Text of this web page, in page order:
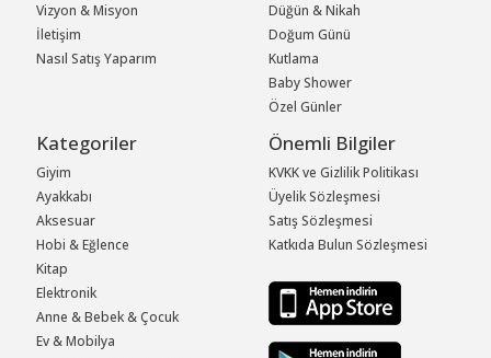
Vizyon & Misyon
İletişim
Nasıl Satış Yaparım
Düğün & Nikah
Doğum Günü
Kutlama
Baby Shower
Özel Günler
Kategoriler
Giyim
Ayakkabı
Aksesuar
Hobi & Eğlence
Kitap
Elektronik
Anne & Bebek & Çocuk
Ev & Mobilya
Önemli Bilgiler
KVKK ve Gizlilik Politikası
Üyelik Sözleşmesi
Satış Sözleşmesi
Katkıda Bulun Sözleşmesi